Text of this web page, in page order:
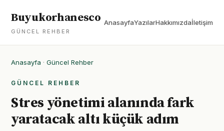
Buyukorhanesco
GÜNCEL REHBER
AnasayfaYazılarHakkımızdaİletişim
Anasayfa · Güncel Rehber
GÜNCEL REHBER
Stres yönetimi alanında fark
yaratacak altı küçük adım